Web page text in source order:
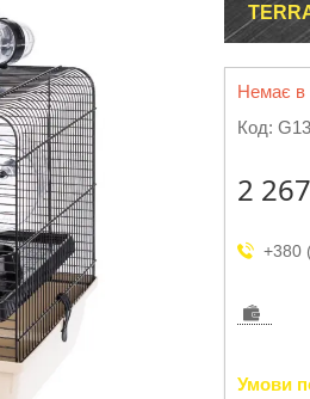
Немає в
Код:
2
+380